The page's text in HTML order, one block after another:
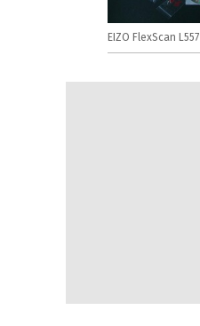
EIZO FlexScan L557